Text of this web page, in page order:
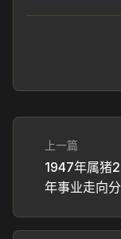
上一篇
1947年属猪
年事业走向